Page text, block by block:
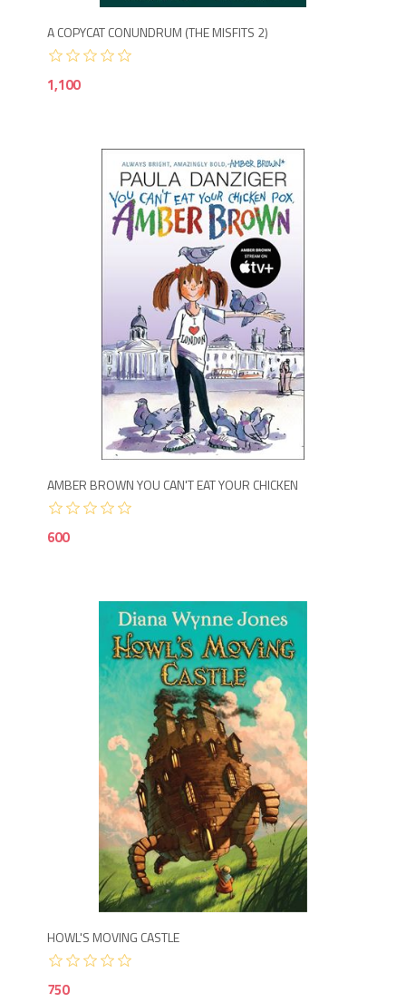
A COPYCAT CONUNDRUM (THE MISFITS 2)
1,100
AMBER BROWN YOU CAN'T EAT YOUR CHICKEN
600
HOWL'S MOVING CASTLE
750